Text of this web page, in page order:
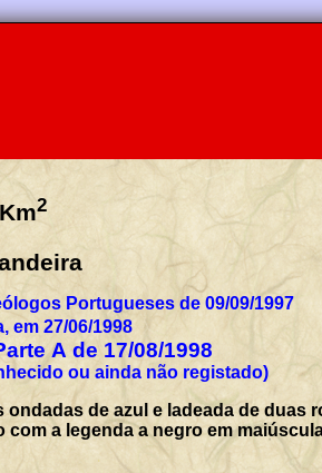
Km2
Portugueses de 09/09/1997
em 27/06/1998
A de 17/08/1998
ou ainda não registado)
de azul e ladeada de duas
a legenda a negro em